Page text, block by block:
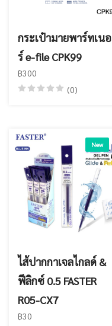
กระเป๋ามายพาร์ทเนอ
ร์ e-file CPK99
฿300
(0)
New
ไส้ปากกาเจลไกลด์ &
ฟีลิกซ์ 0.5 FASTER
R05-CX7
฿30